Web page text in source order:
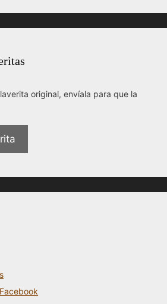
original, envíala para que la